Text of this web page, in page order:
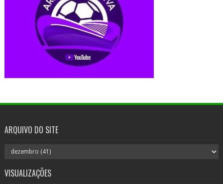
ARQUIVO DO SITE
VISUALIZAÇÕES